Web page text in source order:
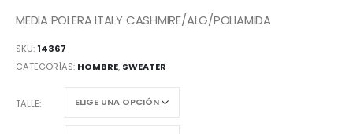
MEDIA POLERA ITALY CASHMIRE/ALG/POLIAMIDA
SKU:14367
CATEGORÍAS: HOMBRE, SWEATER
TALLE